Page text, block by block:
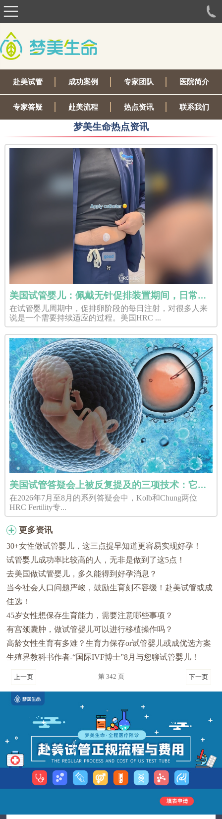
赴美试管 成功案例 专家团队 医院简介
专家答疑 赴美流程 热点资讯 联系我们
梦美生命热点资讯
美国试管婴儿：佩戴无针促排装置期间，日常生活会受影响吗？
在试管婴儿周期中，促排卵阶段的每日注射，对很多人来
说是一个需要持续适应的过程。美国HRC ...
美国试管答疑会上被反复提及的三项技术：它们分别解决了什么问题？
在2026年7月至8月的系列答疑会中，Kolb和Chung两位
HRC Fertility专...
更多资讯
30+女性做试管婴儿，这三点提早知道更容易实现好孕！
试管婴儿成功率比较高的人，无非是做到了这5点！
去美国做试管婴儿，多久能得到好孕消息？
当今社会人口问题严峻，鼓励生育刻不容缓！赴美试管或成
佳选！
45岁女性想保存生育能力，需要注意哪些事项？
有宫颈囊肿，做试管婴儿可以进行移植操作吗？
高龄女性生育有多难？生育力保存or试管婴儿或成优选方案
生殖界教科书作者-“国际IVF博士”8月与您聊试管婴儿！
上一页 第 342 页 下一页